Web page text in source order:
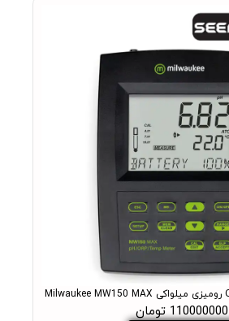
110000000 تومان